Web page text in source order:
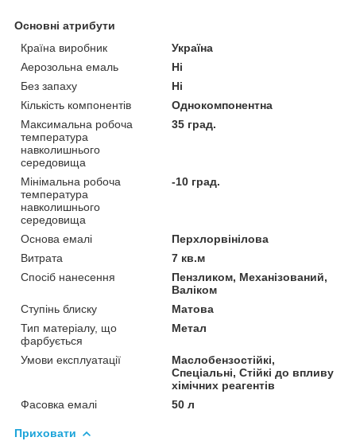
Основні атрибути
Країна виробник
Україна
Аерозольна емаль
Ні
Без запаху
Ні
Кількість компонентів
Однокомпонентна
Максимальна робоча
температура
навколишнього
середовища
35 град.
Мінімальна робоча
температура
навколишнього
середовища
-10 град.
Основа емалі
Перхлорвінілова
Витрата
7 кв.м
Спосіб нанесення
Пензликом, Механізований,
Валіком
Ступінь блиску
Матова
Тип матеріалу, що
фарбується
Метал
Умови експлуатації
Маслобензостійкі,
Спеціальні, Стійкі до впливу
хімічних реагентів
Фасовка емалі
50 л
Приховати